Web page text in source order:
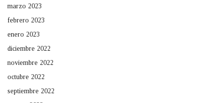
marzo 2023
febrero 2023
enero 2023
diciembre 2022
noviembre 2022
octubre 2022
septiembre 2022